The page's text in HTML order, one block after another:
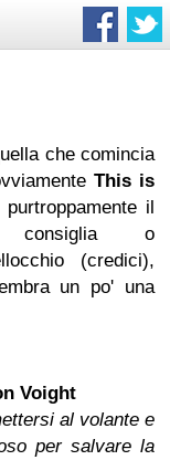
che comincia
This is
il
o
(credici),
un po' una
Voight
al volante e
per salvare la